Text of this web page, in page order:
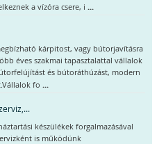
a vízóra csere, i ...
kárpitost, vagy bútorjavításra
éves szakmai tapasztalattal vállalok
és bútoráthúzást, modern
fo ...
készülékek forgalmazásával
is működünk